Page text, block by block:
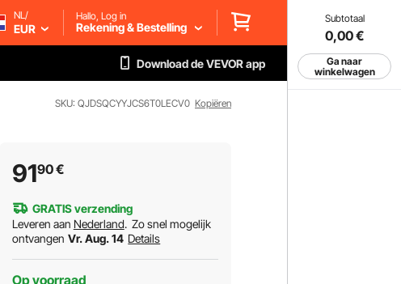
Subtotaal
0,00€
Ga naar
winkelwagen
NL/
EUR
Hallo, Log in
Rekening & Bestelling
Download de VEVOR app
SKU: QJDSQCYYJCS6T0LECV0 Kopiëren
9190€
GRATIS verzending
Leveren aan Nederland. Zo snel mogelijk
ontvangen Vr. Aug. 14 Details
Op voorraad